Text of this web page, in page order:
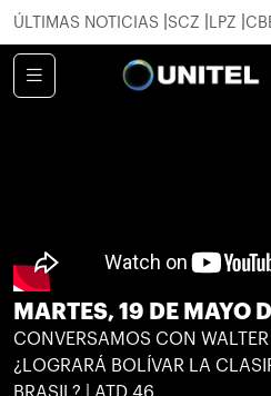
ÚLTIMAS NOTICIAS SCZ LPZ
MARTES, 19 DE MAYO
CONVERSAMOS CON
¿LOGRARÁ BOLÍVAR LA
BRASIL? | ATD 46